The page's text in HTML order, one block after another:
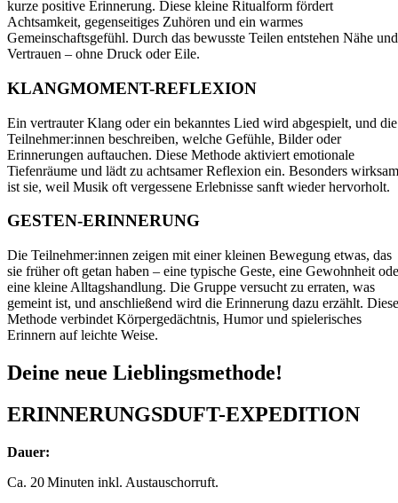
kurze positive Erinnerung. Diese kleine Ritualform fördert
Achtsamkeit, gegenseitiges Zuhören und ein warmes
Gemeinschaftsgefühl. Durch das bewusste Teilen entstehen Nähe und
Vertrauen – ohne Druck oder Eile.
KLANGMOMENT-REFLEXION
Ein vertrauter Klang oder ein bekanntes Lied wird abgespielt, und die
Teilnehmer:innen beschreiben, welche Gefühle, Bilder oder
Erinnerungen auftauchen. Diese Methode aktiviert emotionale
Tiefenräume und lädt zu achtsamer Reflexion ein. Besonders wirksam
ist sie, weil Musik oft vergessene Erlebnisse sanft wieder hervorholt.
GESTEN-ERINNERUNG
Die Teilnehmer:innen zeigen mit einer kleinen Bewegung etwas, das
sie früher oft getan haben – eine typische Geste, eine Gewohnheit
eine kleine Alltagshandlung. Die Gruppe versucht zu erraten, was
gemeint ist, und anschließend wird die Erinnerung dazu erzählt. Diese
Methode verbindet Körpergedächtnis, Humor und spielerisches
Erinnern auf leichte Weise.
Deine neue Lieblingsmethode!
ERINNERUNGSDUFT-EXPEDITION
Dauer:
Ca. 20 Minuten inkl. Austauschorruft.